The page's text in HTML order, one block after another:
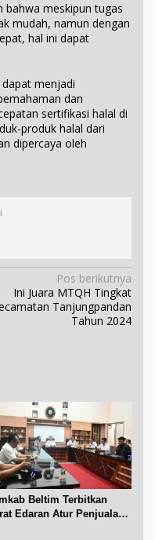
bahwa meskipun tugas
mudah, namun dengan
hal ini dapat
menjadi
dan
sertifikasi halal di
produk halal dari
dipercaya oleh
Pos berikutnya
Ini Juara MTQH Tingkat
Tanjungpandan
Tahun 2024
Beltim Terbitkan
Edaran Atur Penjualan